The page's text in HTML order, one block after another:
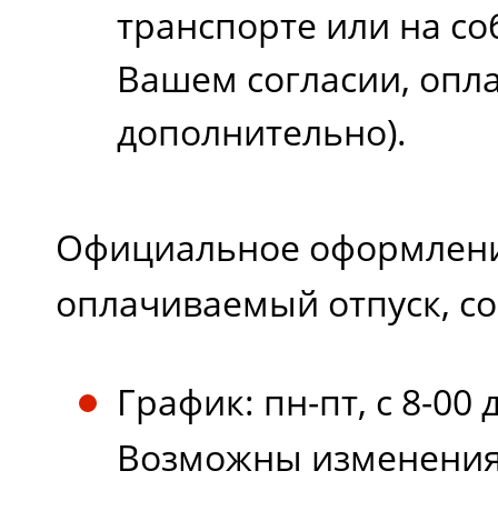
транспорте или на
Вашем согласии,
дополнительно).
Официальное
оплачиваемый отпуск,
График: пн-пт, с 8-00
Возможны